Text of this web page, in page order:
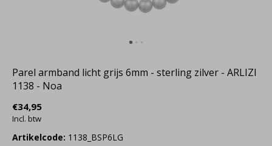
Parel armband licht grijs 6mm - sterling zilver - ARLIZI
1138 - Noa
€34,95
Incl. btw
Artikelcode: 1138_BSP6LG